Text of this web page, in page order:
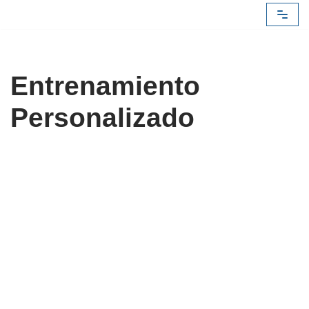
contenido
Entrenamiento
Personalizado